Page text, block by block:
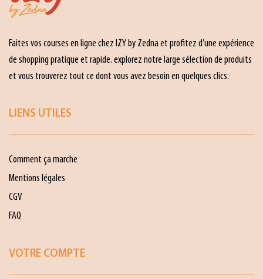
Faites vos courses en ligne chez IZY by Zedna et profitez d’une expérience
de shopping pratique et rapide. explorez notre large sélection de produits
et vous trouverez tout ce dont vous avez besoin en quelques clics.
LIENS UTILES
Comment ça marche
Mentions légales
CGV
FAQ
VOTRE COMPTE